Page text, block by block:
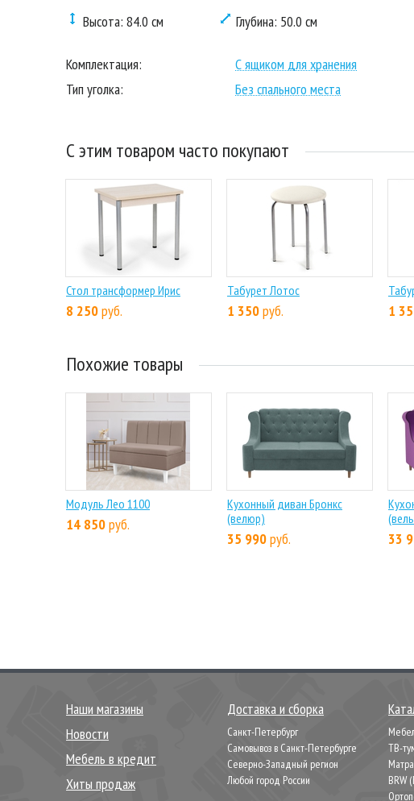
Высота: 84.0 см Глубина: 50.0 см
Комплектация:
С ящиком для хранения
Тип уголка:
Без спального места
С этим товаром часто покупают
Стол трансформер Ирис
8 250руб.
Табурет Лотос
1 350руб. 1
Похожие товары
Модуль Лео 1100
14 850руб.
Кухонный диван Бронкс
(велюр)
35 990руб. 33
Наши магазины
Новости
Мебель в кредит
Хиты продаж
Доставка и сборка
Санкт-Петербург
Самовывоз в Санкт-Петербурге
Северно-Западный регион
Любой город России
ТВ-
BRW